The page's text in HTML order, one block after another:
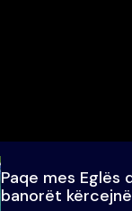
Paqe mes Eglës
banorët